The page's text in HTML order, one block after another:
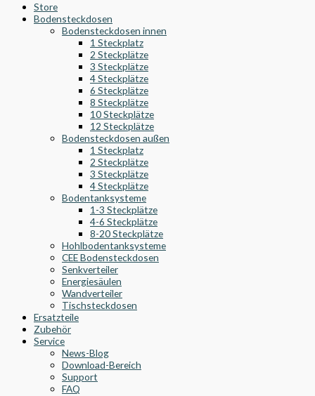
Store
Bodensteckdosen
Bodensteckdosen innen
1 Steckplatz
2 Steckplätze
3 Steckplätze
4 Steckplätze
6 Steckplätze
8 Steckplätze
10 Steckplätze
12 Steckplätze
Bodensteckdosen außen
1 Steckplatz
2 Steckplätze
3 Steckplätze
4 Steckplätze
Bodentanksysteme
1-3 Steckplätze
4-6 Steckplätze
8-20 Steckplätze
Hohlbodentanksysteme
CEE Bodensteckdosen
Senkverteiler
Energiesäulen
Wandverteiler
Tischsteckdosen
Ersatzteile
Zubehör
Service
News-Blog
Download-Bereich
Support
FAQ